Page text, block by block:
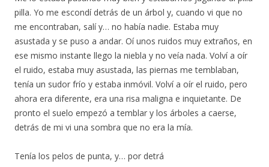
pilla. Yo me escondí detrás de un árbol y, cuando vi que no
me encontraban, salí y… no había nadie. Estaba muy
asustada y se puso a andar. Oí unos ruidos muy extraños, en
ese mismo instante llego la niebla y no veía nada. Volví a oír
el ruido, estaba muy asustada, las piernas me temblaban,
tenía un sudor frío y estaba inmóvil. Volví a oír el ruido, pero
ahora era diferente, era una risa maligna e inquietante. De
pronto el suelo empezó a temblar y los árboles a caerse,
detrás de mi vi una sombra que no era la mía.
Tenía los pelos de punta, y… por detrá